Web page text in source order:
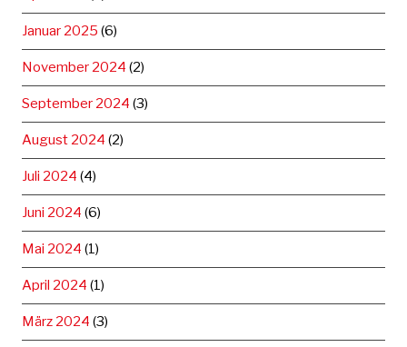
Januar 2025 (6)
November 2024 (2)
September 2024 (3)
August 2024 (2)
Juli 2024 (4)
Juni 2024 (6)
Mai 2024 (1)
April 2024 (1)
März 2024 (3)